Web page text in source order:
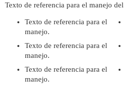
Texto de referencia para el manejo
Texto de referencia para el
manejo.
Texto de referencia para el
manejo.
Texto de referencia para el
manejo.